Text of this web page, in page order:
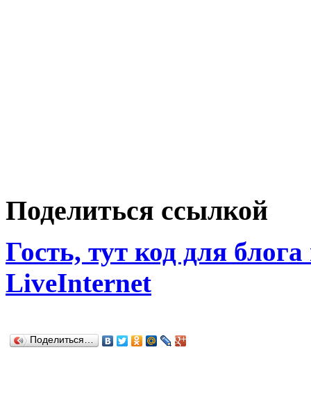
Поделиться ссылкой
Гость, тут код для
LiveInternet
Поделиться…